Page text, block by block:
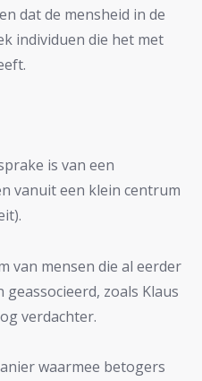
dat de mensheid in de
individuen die het met
is van een
vanuit een klein centrum
van mensen die al eerder
zoals Klaus
verdachter.
waarmee betogers